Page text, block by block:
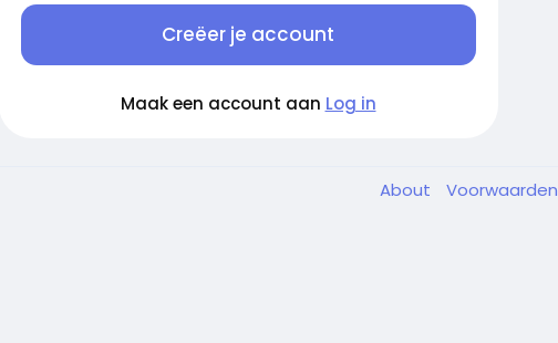
Creëer je account
Maak een account aan Log in
About Voorwaarden